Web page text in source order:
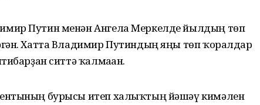
Путин менән Ангела Меркелде йылдың төп
Хатта Владимир Путиндың яңы төп ҡоралдар
ситтә ҡалмаған.
бурысы итеп халыҡтың йәшәү кимәлен